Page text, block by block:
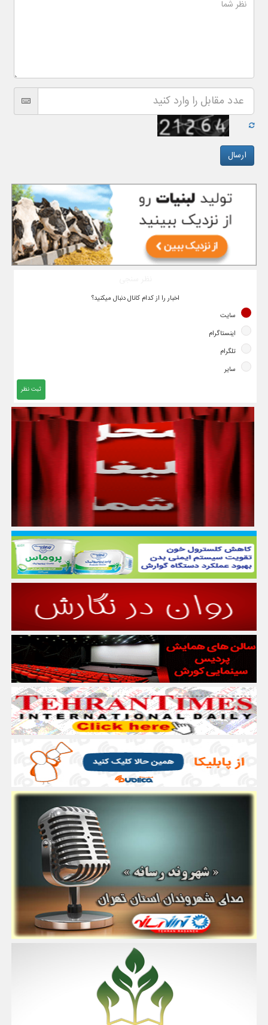
اخبار را از کدام کانال دنبال میکنید؟
سایت
اینستاگرام
تلگرام
سایر
ثبت نظر